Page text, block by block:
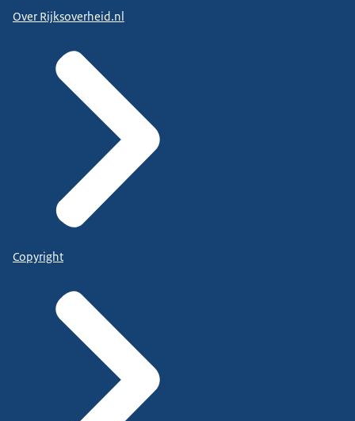
Over Rijksoverheid.nl
Copyright